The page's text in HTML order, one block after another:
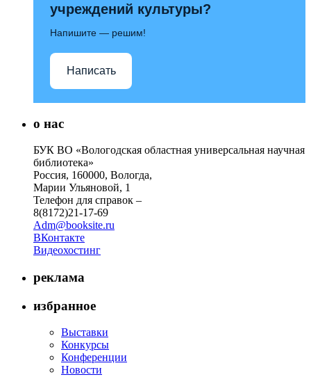
учреждений культуры?
Напишите — решим!
Написать
о нас
БУК ВО «Вологодская областная универсальная научная
библиотека»
Россия, 160000, Вологда,
Марии Ульяновой, 1
Телефон для справок –
8(8172)21-17-69
Adm@booksite.ru
ВКонтакте
Видеохостинг
реклама
избранное
Выставки
Конкурсы
Конференции
Новости